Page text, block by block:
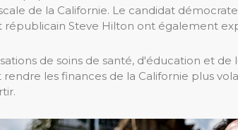
de la Californie. Le candidat
républicain Steve Hilton ont également
de soins de santé, d'éducation et
les finances de la Californie plus